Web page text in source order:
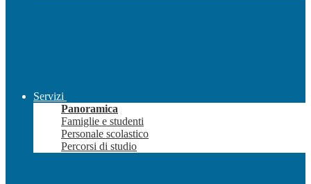
Servizi
Panoramica
Famiglie e studenti
Personale scolastico
Percorsi di studio